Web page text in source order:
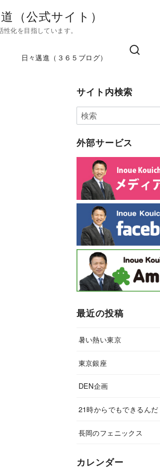
（公式サイト）
化を目指しています。
日々邁進（３６５ブログ）
サイト内検索
外部サービス
最近の投稿
暑い熱い東京
東京銀座
DEN企画
21時からでもできるんだ
長岡のフェニックス
カレンダー